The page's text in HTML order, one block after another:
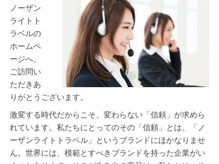
ノーザン
ライトト
ラベルの
ホームペ
ージへ、
ご訪問い
ただきあ
りがとうございます。
激変する時代だからこそ、変わらない「信頼」が求めら
れています。私たちにとってのその「信頼」とは、「ノ
ーザンライトトラベル」というブランドにほかなりませ
ん。世界には、模範とすべきブランドを持った企業がい